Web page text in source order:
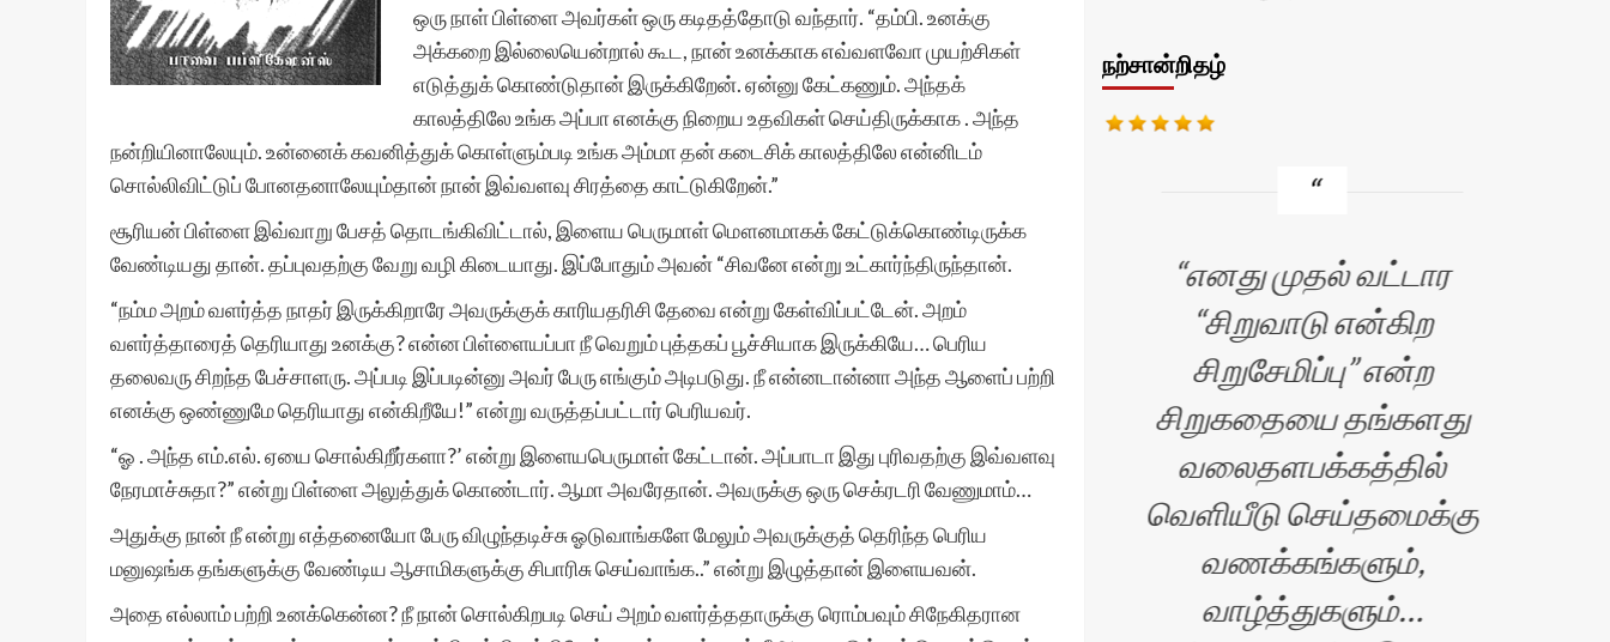
ஒரு நாள் பிள்ளை அவர்கள் ஒரு கடிதத்தோடு வந்தார். “தம்பி. உனக்கு
அக்கறை இல்லையென்றால் கூட, நான் உனக்காக எவ்வளவோ முயற்சிகள்
எடுத்துக் கொண்டுதான் இருக்கிறேன். ஏன்னு கேட்கணும். அந்தக்
காலத்திலே உங்க அப்பா எனக்கு நிறைய உதவிகள் செய்திருக்காக . அந்த
நன்றியினாலேயும். உன்னைக் கவனித்துக் கொள்ளும்படி உங்க அம்மா தன் கடைசிக் காலத்திலே என்னிடம்
சொல்லிவிட்டுப் போனதனாலேயும்தான் நான் இவ்வளவு சிரத்தை காட்டுகிறேன்.”
சூரியன் பிள்ளை இவ்வாறு பேசத் தொடங்கிவிட்டால், இளைய பெருமாள் மௌனமாகக் கேட்டுக்கொண்டிருக்க
வேண்டியது தான். தப்புவதற்கு வேறு வழி கிடையாது. இப்போதும் அவன் “சிவனே என்று உட்கார்ந்திருந்தான்.
“நம்ம அறம் வளர்த்த நாதர் இருக்கிறாரே அவருக்குக் காரியதரிசி தேவை என்று கேள்விப்பட்டேன். அறம்
வளர்த்தாரைத் தெரியாது உனக்கு? என்ன பிள்ளையப்பா நீ வெறும் புத்தகப் பூச்சியாக இருக்கியே… பெரிய
தலைவரு சிறந்த பேச்சாளரு. அப்படி இப்படின்னு அவர் பேரு எங்கும் அடிபடுது. நீ என்னடான்னா அந்த ஆளைப் பற்றி
எனக்கு ஒண்ணுமே தெரியாது என்கிறீயே!” என்று வருத்தப்பட்டார் பெரியவர்.
“ஓ . அந்த எம்.எல். ஏயை சொல்கிறீர்களா?’ என்று இளையபெருமாள் கேட்டான். அப்பாடா இது புரிவதற்கு இவ்வளவு
நேரமாச்சுதா?” என்று பிள்ளை அலுத்துக் கொண்டார். ஆமா அவரேதான். அவருக்கு ஒரு செக்ரடரி வேணுமாம்…
அதுக்கு நான் நீ என்று எத்தனையோ பேரு விழுந்தடிச்சு ஓடுவாங்களே மேலும் அவருக்குத் தெரிந்த பெரிய
மனுஷங்க தங்களுக்கு வேண்டிய ஆசாமிகளுக்கு சிபாரிசு செய்வாங்க..” என்று இழுத்தான் இளையவன்.
அதை எல்லாம் பற்றி உனக்கென்ன? நீ நான் சொல்கிறபடி செய் அறம் வளர்த்ததாருக்கு ரொம்பவும் சிநேகிதரான
நற்சான்றிதழ்
சுயமாக ஏற்படும்
எண்ணங்கள் தவிர
மனிதர்களுக்கு வாழ்க்கை
அனுபவங்கள் மூலம் நிறைய
எண்ணங்களையும், மனதில்
பதியும் அளவுக்கு சில
நினைவுகளையும்
உண்டாக்குகிறது.
எனது முதல் வட்டார
“சிறுவாடு என்கிற
சிறுசேமிப்பு” என்ற
சிறுகதையை தங்களது
வலைதளபக்கத்தில்
வெளியீடு செய்தமைக்கு
வணக்கங்களும்,
வாழ்த்துகளும்…